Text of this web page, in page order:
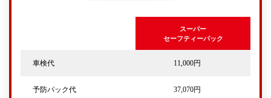
スーパー
セーフティーパック
車検代 11,000円
予防パック代 37,070円